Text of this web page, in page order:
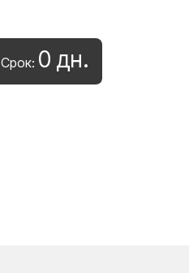
Срок: 0 дн.